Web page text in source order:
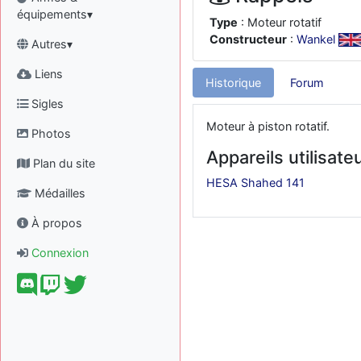
équipements▾
Autres▾
Liens
Sigles
Photos
Plan du site
Médailles
À propos
Connexion
Type : Moteur rotatif
Constructeur : Wankel
Historique Forum
Moteur à piston rotatif.
Appareils
HESA Shahed 141